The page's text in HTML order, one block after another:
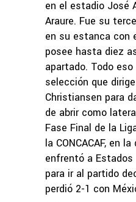
en el estadio José
Araure. Fue su
en su estanca con
posee hasta diez
apartado. Todo
selección que
Christiansen para
de abrir como
Fase Final de la
la CONCACAF, en
enfrentó a Estados
para ir al partido
perdió 2-1 con